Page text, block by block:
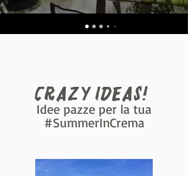
CRAZY IDEAS!
Idee pazze per la tua
#SummerInCrema